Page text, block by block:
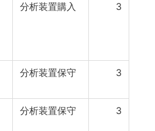
分析装置購入 3
分析装置保守 3
分析装置保守 3